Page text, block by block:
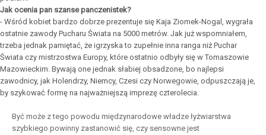
Jak ocenia pan szanse panczenistek?
- Wśród kobiet bardzo dobrze prezentuje się Kaja Ziomek-Nogal, wygrała
ostatnie zawody Pucharu Świata na 5000 metrów. Jak już wspomniałem,
trzeba jednak pamiętać, że igrzyska to zupełnie inna ranga niż Puchar
Świata czy mistrzostwa Europy, które ostatnio odbyły się w Tomaszowie
Mazowieckim. Bywają one jednak słabiej obsadzone, bo najlepsi
zawodnicy, jak Holendrzy, Niemcy, Czesi czy Norwegowie, odpuszczają je,
by szykować formę na najważniejszą imprezę czterolecia.
Być może z tego powodu międzynarodowe władze łyżwiarstwa
szybkiego powinny zastanowić się, czy sensowne jest